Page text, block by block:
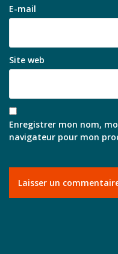
E-mail
Site web
Enregistrer mon nom,
navigateur pour mon